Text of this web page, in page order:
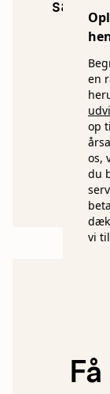
en
op
os,
du
vi